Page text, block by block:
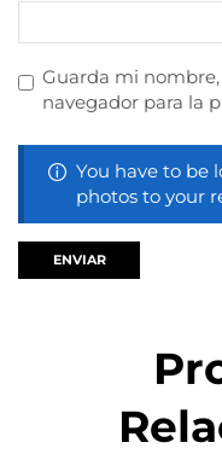
Guarda mi
navegador para la
You have to be
photos to your